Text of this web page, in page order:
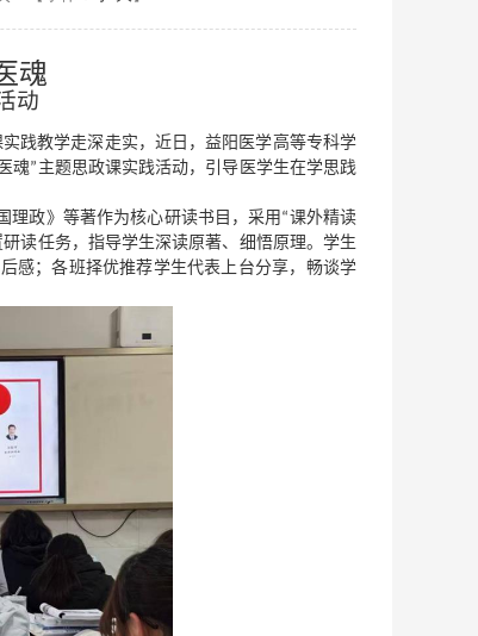
魂
动
践教学走深走实，近日，益阳医学高等专科学
魂”主题思政课实践活动，引导医学生在学思践
理政》等著作为核心研读书目，采用“课外精读
读任务，指导学生深读原著、细悟原理。 学生
感；各班择优推荐学生代表上台分享，畅谈学